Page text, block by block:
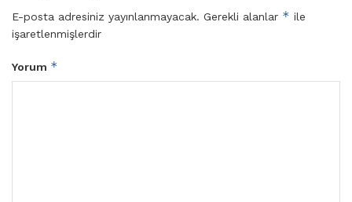
E-posta adresiniz yayınlanmayacak. Gerekli alanlar * ile
işaretlenmişlerdir
Yorum *